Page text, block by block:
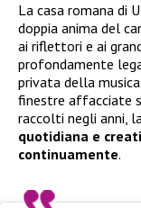
La casa romana di
doppia anima del
ai riflettori e ai
profondamente
privata della
finestre affacciate
raccolti negli anni,
quotidiana e
continuamente.